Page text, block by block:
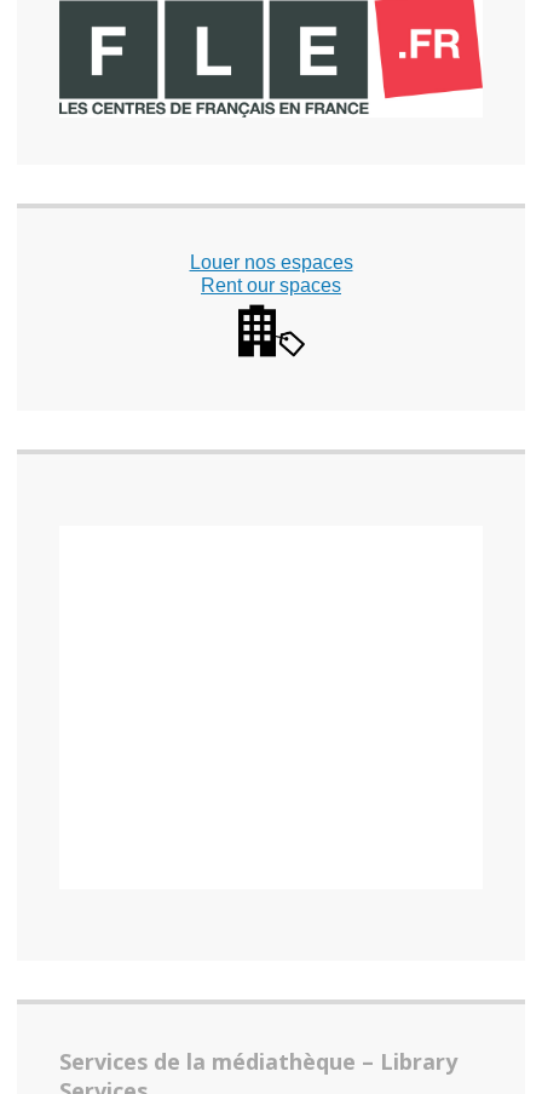
Louer nos espaces
Rent our spaces
Services de la médiathèque – Library